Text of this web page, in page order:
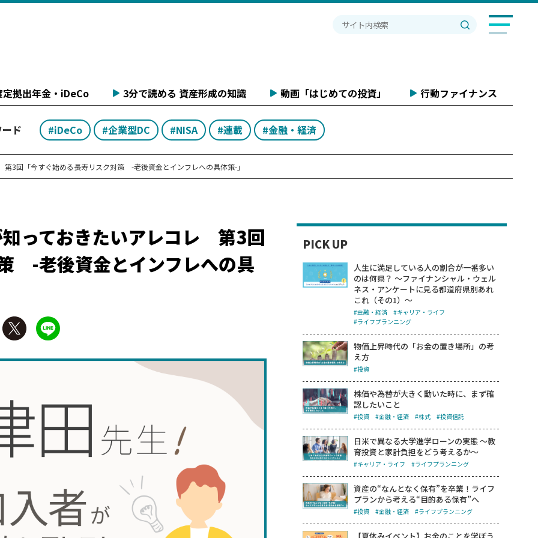
定拠出年金・iDeCo 3分で読める 資産形成の知識 動画「はじめての投資」 行動ファイナンス
ド #iDeCo #企業型DC #NISA #連載 #金融・経済
3回「今すぐ始める長寿リスク対策 -老後資金とインフレへの具体策-」
っておきたいアレコレ 第3回
-老後資金とインフレへの具
PICK UP
人生に満足している人の割合が一番多い
のは何県？ ～ファイナンシャル・ウェル
ネス・アンケートに見る都道府県別あれ
これ（その1）～
#金融・経済
#キャリア・ライフ
#ライフプランニング
物価上昇時代の「お金の置き場所」の考
え方
#投資
株価や為替が大きく動いた時に、まず確
認したいこと
#投資 #金融・経済 #株式 #投資信託
日米で異なる大学進学ローンの実態 ～教
育投資と家計負担をどう考えるか～
#キャリア・ライフ #ライフプランニング
資産の“なんとなく保有”を卒業！ライフ
プランから考える“目的ある保有”へ
#投資 #金融・経済 #ライフプランニング